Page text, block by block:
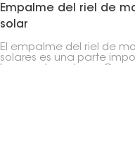
Empalme del riel de
solar
El empalme del riel de
solares es una parte